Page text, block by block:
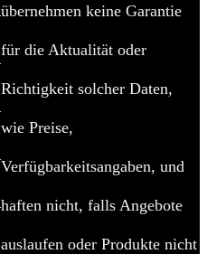
übernehmen keine Garantie
für die Aktualität oder
Richtigkeit solcher Daten,
wie Preise,
Verfügbarkeitsangaben, und
haften nicht, falls Angebote
auslaufen oder Produkte nicht